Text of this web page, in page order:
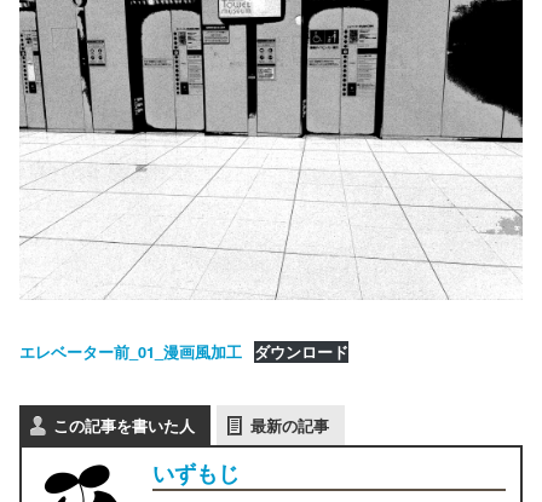
エレベーター前_01_漫画風加工 ダウンロード
この記事を書いた人 最新の記事
いずもじ